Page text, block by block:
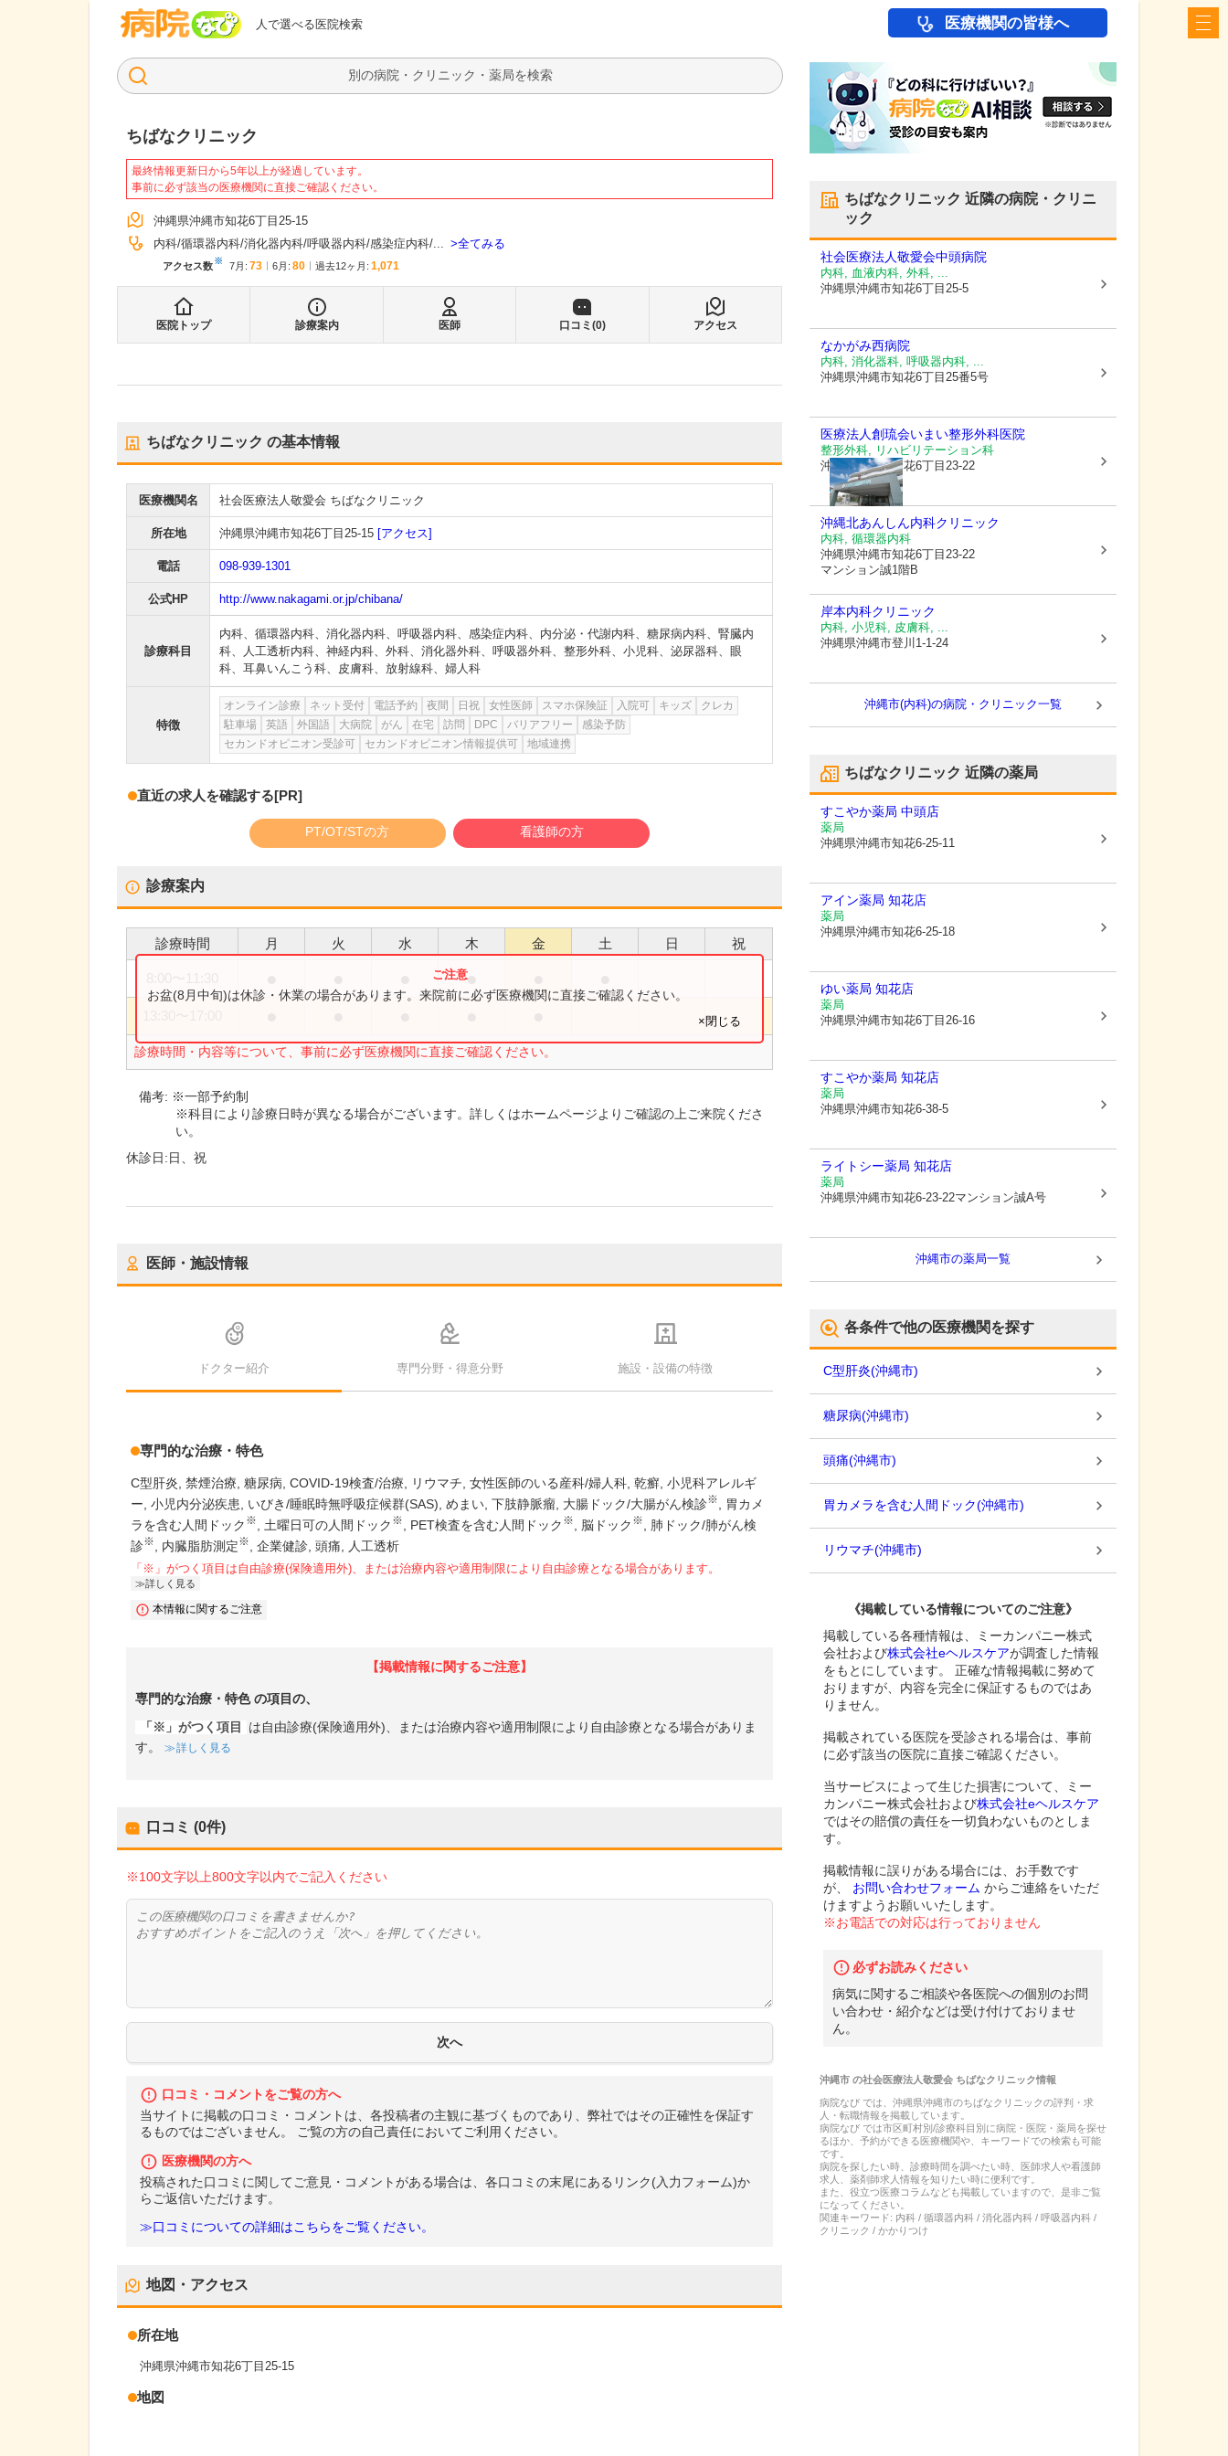
人で選べる医院検索
病院なび 医療機関の皆様へ
検索
ちばなクリニック
最終情報更新日から5年以上が経過しています。
事前に必ず該当の医療機関に直接ご確認ください。
沖縄県沖縄市知花6丁目25-15
内科 循環器内科 消化器内科 呼吸器内科 感染症内科 ... 全てみる
アクセス数※ 7月 : 73 6月 : 80 過去12ヶ月: 1,071
医院トップ 診療案内 医師 口コミ(0) アクセス
ちばなクリニック の基本情報
医療機関名 社会医療法人敬愛会 ちばなクリニック
所在地 沖縄県沖縄市知花6丁目25-15 [アクセス]
電話 098-939-1301
公式HP http://www.nakagami.or.jp/chibana/
診療科目
内科、 循環器内科、 消化器内科、 呼吸器内科、 感染症内科、 内分泌・代謝内科、 糖尿病内科、 腎臓内
科、 人工透析内科、 神経内科、 外科、 消化器外科、 呼吸器外科、 整形外科、 小児科、 泌尿器科、 眼
科、 耳鼻いんこう科、 皮膚科、 放射線科、 婦人科
特徴
オンライン診療 ネット受付 電話予約 夜間 日祝 女性医師 スマホ保険証 入院可 キッズ
クレカ
駐車場
英語 外国語 大病院 がん 在宅 訪問 DPC バリアフリー
感染予防
セカンドオピニオン受診可
セカンドオピニオン情報提供可 地域連携
直近の求人を確認する[PR]
PT/OT/STの方 看護師の方
診療案内
診療時間 月 火 水 木 金 土 日 祝
●
診療時間・内容等について、事前に必ず医療機関に直接ご確認ください。
お盆(8月中旬)は休診・休業の場合があります。来院前に必ず医療機関に直接ご確認ください。
×閉じる
備考: ※一部予約制
※科目により診療日時が異なる場合がございます。詳しくはホームページよりご確認の上ご来院くださ
い。
休診日:日、祝
医師・施設情報
ドクター紹介 専門分野・得意分野 施設・設備の特徴
専門的な治療・特色
C型肝炎 禁煙治療 糖尿病 COVID-19検査/治療 リウマチ 女性医師のいる産科/婦人科 乾癬 小児科アレルギ
ー 小児内分泌疾患 いびき/睡眠時無呼吸症候群(SAS) めまい 下肢静脈瘤 大腸ドック/大腸がん検診※
胃カメ
ラを含む人間ドック ※ 土曜日可の人間ドック ※ PET検査を含む人間ドック ※ 脳ドック ※
肺ドック/肺がん検
診※ 内臓脂肪測定※ 企業健診 頭痛 人工透析
「※」がつく項目は自由診療(保険適用外)、または治療内容や適用制限により自由診療となる場合があります。
詳しく見る
本情報に関するご注意
【掲載情報に関するご注意】
専門的な治療・特色の項目の、
「※」がつく項目
は自由診療(保険適用外)、または治療内容や適用制限により自由診療となる場合がありま
す。
詳しく見る
口コミ (0件)
※100文字以上800文字以内でご記入ください
口コミ・コメントをご覧の方へ
当サイトに掲載の口コミ・コメントは、各投稿者の主観に基づくものであり、弊社ではその正確性を保証す
るものではございません。 ご覧の方の自己責任においてご利用ください。
医療機関の方へ
投稿された口コミに関してご意見・コメントがある場合は、各口コミの末尾にあるリンク(入力フォーム)か
らご返信いただけます。
≫口コミについての詳細はこちらをご覧ください。
地図・アクセス
所在地
沖縄県沖縄市知花6丁目25-15
地図
ちばなクリニック 近隣の病院・クリニ
ック
社会医療法人敬愛会中頭病院
内科, 血液内科, 外科, ...
沖縄県沖縄市知花6丁目25-5
なかがみ西病院
内科, 消化器科, 呼吸器内科, ...
沖縄県沖縄市知花6丁目25番5号
医療法人創琉会いまい整形外科医院
整形外科, リハビリテーション科
沖縄県沖縄市知花6丁目23-22
沖縄北あんしん内科クリニック
内科, 循環器内科
沖縄県沖縄市知花6丁目23-22
マンション誠1階B
岸本内科クリニック
内科, 小児科, 皮膚科, ...
沖縄県沖縄市登川1-1-24
沖縄市(内科)の病院・クリニック一覧
ちばなクリニック 近隣の薬局
すこやか薬局 中頭店
薬局
沖縄県沖縄市知花6-25-11
アイン薬局 知花店
薬局
沖縄県沖縄市知花6-25-18
ゆい薬局 知花店
薬局
沖縄県沖縄市知花6丁目26-16
すこやか薬局 知花店
薬局
沖縄県沖縄市知花6-38-5
ライトシー薬局 知花店
薬局
沖縄県沖縄市知花6-23-22マンション誠A号
沖縄市の薬局一覧
各条件で他の医療機関を探す
C型肝炎(沖縄市)
糖尿病(沖縄市)
頭痛(沖縄市)
胃カメラを含む人間ドック(沖縄市)
リウマチ(沖縄市)
《掲載している情報についてのご注意》
掲載している各種情報は、ミーカンパニー株式
会社および株式会社eヘルスケアが調査した情報
をもとにしています。 正確な情報掲載に努めて
おりますが、内容を完全に保証するものではあ
りません。
掲載されている医院を受診される場合は、事前
に必ず該当の医院に直接ご確認ください。
当サービスによって生じた損害について、ミー
カンパニー株式会社および株式会社eヘルスケア
ではその賠償の責任を一切負わないものとしま
す。
掲載情報に誤りがある場合には、お手数です
が、
お問い合わせフォーム からご連絡をいただ
けますようお願いいたします。
※お電話での対応は行っておりません
必ずお読みください
病気に関するご相談や各医院への個別のお問
い合わせ・紹介などは受け付けておりませ
ん。
沖縄市の社会医療法人敬愛会 ちばなクリニック情報
病院なび では、 沖縄県沖縄市のちばなクリニックの評判・求
人・転職情報を掲載しています。
病院なび では市区町村別/診療科目別に病院・医院・薬局を探せ
るほか、予約ができる医療機関や、キーワードでの検索も可能
です。
病院を探したい時、診療時間を調べたい時、医師求人や看護師
求人、薬剤師求人情報を知りたい時に便利です。
また、役立つ医療コラムなども掲載していますので、是非ご覧
になってください。
関連キーワード: 内科 / 循環器内科 / 消化器内科 / 呼吸器内科 /
クリニック / かかりつけ